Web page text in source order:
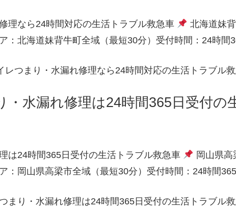
理なら24時間対応の生活トラブル救急車
北海道妹
北海道妹背牛町全域（最短30分）受付時間：24時間
レつまり・水漏れ修理なら24時間対応の生活トラブル
・水漏れ修理は24時間365日受付の
は24時間365日受付の生活トラブル救急車
岡山県高
岡山県高梁市全域（最短30分）受付時間：24時間365
まり・水漏れ修理は24時間365日受付の生活トラブル